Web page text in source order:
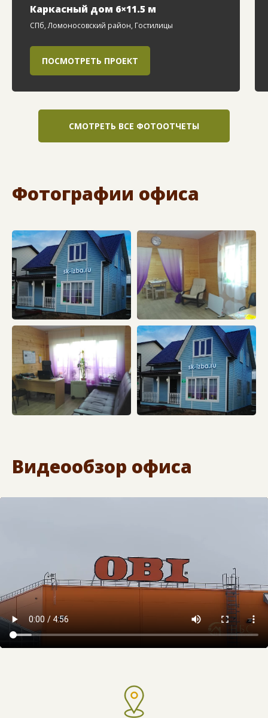
Каркасный дом 6×11.5 м
СПб, Ломоносовский район, Гостилицы
ПОСМОТРЕТЬ ПРОЕКТ
СМОТРЕТЬ ВСЕ ФОТООТЧЕТЫ
Фотографии офиса
Видеообзор офиса